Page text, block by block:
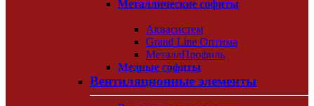
Металлические софиты
Аквасистем
Grand Line Оптима
МеталлПрофиль
Медные софиты
Вентиляционные элементы